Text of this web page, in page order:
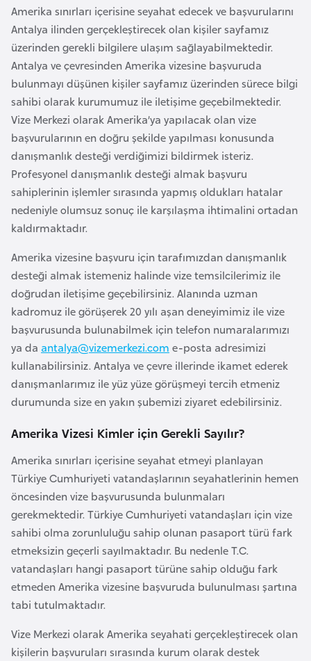
Amerika sınırları içerisine seyahat edecek ve başvurularını
Antalya ilinden gerçekleştirecek olan kişiler sayfamız
üzerinden gerekli bilgilere ulaşım sağlayabilmektedir.
Antalya ve çevresinden Amerika vizesine başvuruda
bulunmayı düşünen kişiler sayfamız üzerinden sürece bilgi
sahibi olarak kurumumuz ile iletişime geçebilmektedir.
Vize Merkezi olarak Amerika’ya yapılacak olan vize
başvurularının en doğru şekilde yapılması konusunda
danışmanlık desteği verdiğimizi bildirmek isteriz.
Profesyonel danışmanlık desteği almak başvuru
sahiplerinin işlemler sırasında yapmış oldukları hatalar
nedeniyle olumsuz sonuç ile karşılaşma ihtimalini ortadan
kaldırmaktadır.
Amerika vizesine başvuru için tarafımızdan danışmanlık
desteği almak istemeniz halinde vize temsilcilerimiz ile
doğrudan iletişime geçebilirsiniz. Alanında uzman
kadromuz ile görüşerek 20 yılı aşan deneyimimiz ile vize
başvurusunda bulunabilmek için telefon numaralarımızı
ya da antalya@vizemerkezi.com e-posta adresimizi
kullanabilirsiniz. Antalya ve çevre illerinde ikamet ederek
danışmanlarımız ile yüz yüze görüşmeyi tercih etmeniz
durumunda size en yakın şubemizi ziyaret edebilirsiniz.
Amerika Vizesi Kimler için Gerekli Sayılır?
Amerika sınırları içerisine seyahat etmeyi planlayan
Türkiye Cumhuriyeti vatandaşlarının seyahatlerinin hemen
öncesinden vize başvurusunda bulunmaları
gerekmektedir. Türkiye Cumhuriyeti vatandaşları için vize
sahibi olma zorunluluğu sahip olunan pasaport türü fark
etmeksizin geçerli sayılmaktadır. Bu nedenle T.C.
vatandaşları hangi pasaport türüne sahip olduğu fark
etmeden Amerika vizesine başvuruda bulunulması şartına
tabi tutulmaktadır.
Vize Merkezi olarak Amerika seyahati gerçekleştirecek olan
kişilerin başvuruları sırasında kurum olarak destek
e
y
n
B
a
n
g
l
a
d
e
ş
B
e
l
a
r
u
s
e
l
ç
i
k
a
B
e
n
n